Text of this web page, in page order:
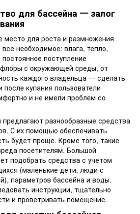
для бассейна一 залог
место для роста и размножения
необходимое: влага, тепло,
поступление
с окружающей среды, от
каждого владельца 一 сделать
купания пользователи
и не имели проблем со
разнообразные средства
. С их помощью обеспечивать
будет проще. Кроме того, такие
посетителям. Большой
подобрать средства с учетом
(маленькие дети, люди с
параметров бассейна и воды.
инструкции, тщательно
и проветривать помещение.